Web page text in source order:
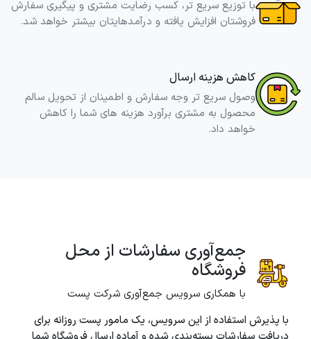
با توزیع سریع تر، کسب رضایت مشتری و پیگیری سفارش
فروشتان افزایش یافته و درآمدهایتان بیشتر خواهد شد.
کاهش هزینه ارسال
وصول سریع تر وجه سفارش و اطمینان از تحویل سالم
محصول به مشتری برآورد هزینه های شما را کاهش
خواهد داد.
جمع‌آوری سفارشات از محل
فروشگاه
با همکاری سرویس جمع‌آوری شرکت پست
با پذیرش استفاده از این سرویس، یک مامور پست روزانه برای